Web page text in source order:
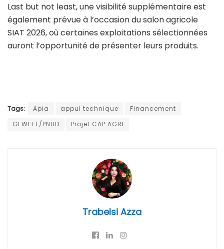
Last but not least, une visibilité supplémentaire est
également prévue à l’occasion du salon agricole
SIAT 2026, où certaines exploitations sélectionnées
auront l’opportunité de présenter leurs produits.
Tags: Apia appui technique
Financement
GEWEET/PNUD
Projet CAP AGRI
Trabelsi Azza